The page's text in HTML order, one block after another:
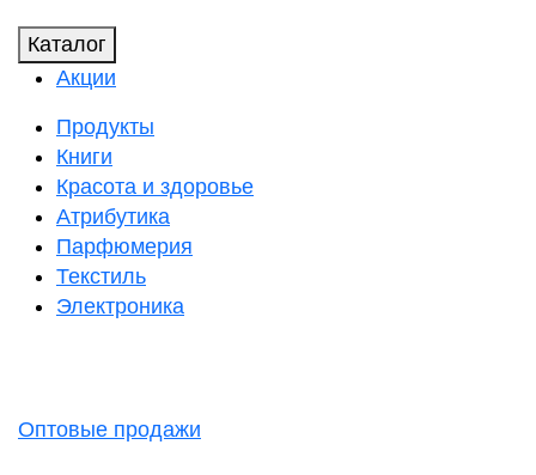
Каталог
Акции
Продукты
Книги
Красота и здоровье
Атрибутика
Парфюмерия
Текстиль
Электроника
Оптовые продажи